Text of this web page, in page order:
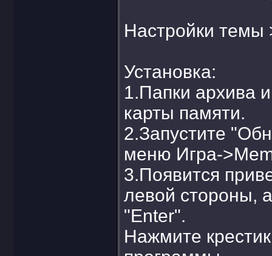
Настройки
Установка:
1.Папки архива
карты памяти.
2.Запустите
меню Игра-
3.Появится
левой стороны,
"Enter".
Нажмите